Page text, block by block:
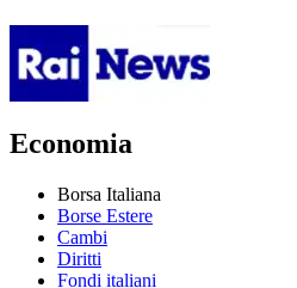
Economia
Borsa Italiana
Borse Estere
Cambi
Diritti
Fondi italiani